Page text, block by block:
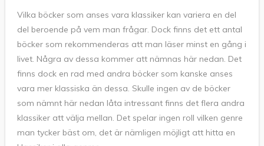
Vilka böcker som anses vara klassiker kan variera en del
del beroende på vem man frågar. Dock finns det ett antal
böcker som rekommenderas att man läser minst en gång i
livet. Några av dessa kommer att nämnas här nedan. Det
finns dock en rad med andra böcker som kanske anses
vara mer klassiska än dessa. Skulle ingen av de böcker
som nämnt här nedan låta intressant finns det flera andra
klassiker att välja mellan. Det spelar ingen roll vilken genre
man tycker bäst om, det är nämligen möjligt att hitta en